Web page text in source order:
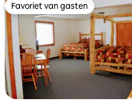
Favoriet van gasten
Favoriet van gasten